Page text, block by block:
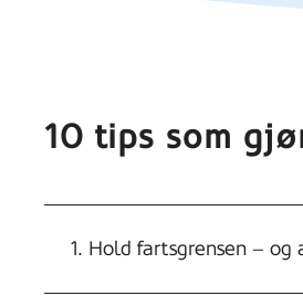
10 tips som
1. Hold fartsgrensen – og